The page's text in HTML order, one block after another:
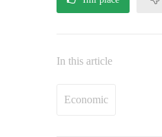
In this article
Economic